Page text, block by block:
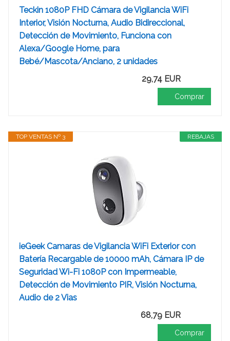
Teckin 1080P FHD Cámara de Vigilancia WiFi
Interior, Visión Nocturna, Audio Bidireccional,
Detección de Movimiento, Funciona con
Alexa/Google Home, para
Bebé/Mascota/Anciano, 2 unidades
29,74 EUR
Comprar
REBAJAS
TOP VENTAS Nº 3
ieGeek Camaras de Vigilancia WiFi Exterior con
Batería Recargable de 10000 mAh, Cámara IP de
Seguridad Wi-Fi 1080P con Impermeable,
Detección de Movimiento PIR, Visión Nocturna,
Audio de 2 Vias
68,79 EUR
Comprar